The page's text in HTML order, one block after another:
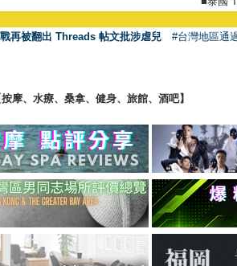
再被翻出 Threads 帖文批涉虐兒 #台灣地區通
、水療、桑拿、健身、旅館、酒吧】